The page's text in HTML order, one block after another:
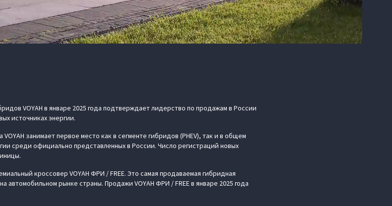
VOYAH в январе 2025 года подтверждает лидерство по продажам в России
источниках энергии.
занимает первое место как в сегменте гибридов (PHEV), так и в общем
среди официально представленных в России. Число регистраций новых
кроссовер VOYAH ФРИ / FREE. Это самая продаваемая гибридная
рынке страны. Продажи VOYAH ФРИ / FREE в январе 2025 года